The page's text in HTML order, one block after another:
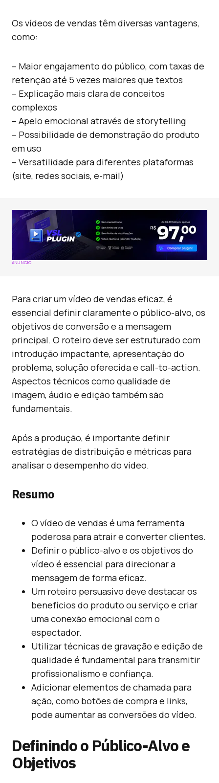
Os vídeos de vendas têm diversas vantagens,
como:
– Maior engajamento do público, com taxas de
retenção até 5 vezes maiores que textos
– Explicação mais clara de conceitos
complexos
– Apelo emocional através de storytelling
– Possibilidade de demonstração do produto
em uso
– Versatilidade para diferentes plataformas
(site, redes sociais, e-mail)
ANÚNCIO
Para criar um vídeo de vendas eficaz, é
essencial definir claramente o público-alvo, os
objetivos de conversão e a mensagem
principal. O roteiro deve ser estruturado com
introdução impactante, apresentação do
problema, solução oferecida e call-to-action.
Aspectos técnicos como qualidade de
imagem, áudio e edição também são
fundamentais.
Após a produção, é importante definir
estratégias de distribuição e métricas para
analisar o desempenho do vídeo.
Resumo
O vídeo de vendas é uma ferramenta
poderosa para atrair e converter clientes.
Definir o público-alvo e os objetivos do
vídeo é essencial para direcionar a
mensagem de forma eficaz.
Um roteiro persuasivo deve destacar os
benefícios do produto ou serviço e criar
uma conexão emocional com o
espectador.
Utilizar técnicas de gravação e edição de
qualidade é fundamental para transmitir
profissionalismo e confiança.
Adicionar elementos de chamada para
ação, como botões de compra e links,
pode aumentar as conversões do vídeo.
Definindo o Público-Alvo e
Objetivos